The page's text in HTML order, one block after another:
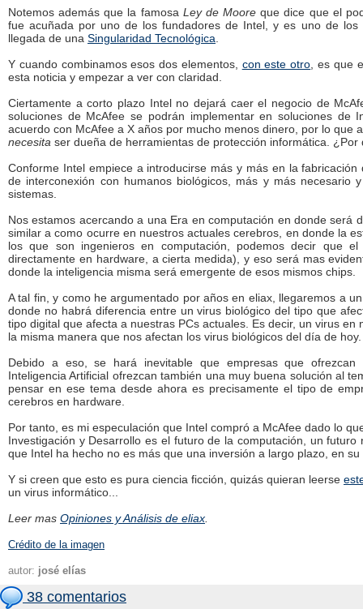
Notemos además que la famosa Ley de Moore que dice que el
fue acuñada por uno de los fundadores de Intel, y es uno de los
llegada de una Singularidad Tecnológica
Y cuando combinamos esos dos elementos, con este otro , es que
esta noticia y empezar a ver con claridad.
Ciertamente a corto plazo Intel no dejará caer el negocio de
soluciones de McAfee se podrán implementar en soluciones
acuerdo con McAfee a X años por mucho menos dinero, por lo que
necesita ser dueña de herramientas de protección informática. ¿Por
Conforme Intel empiece a introducirse más y más en la
de interconexión con humanos biológicos, más y más
sistemas.
Nos estamos acercando a una Era en computación en donde será
similar a como ocurre en nuestros actuales cerebros, en donde la
los que son ingenieros en computación, podemos decir que
directamente en hardware, a cierta medida), y eso será mas
donde la inteligencia misma será emergente de esos mismos chips.
A tal fin, y como he argumentado por años en eliax, llegaremos a
donde no habrá diferencia entre un virus biológico del tipo que
tipo digital que afecta a nuestras PCs actuales. Es decir, un virus
la misma manera que nos afectan los virus biológicos del día de hoy.
Debido a eso, se hará inevitable que empresas que ofrezcan
Inteligencia Artificial ofrezcan también una muy buena solución al
pensar en ese tema desde ahora es precisamente el tipo de
cerebros en hardware.
Por tanto, es mi especulación que Intel compró a McAfee dado lo
Investigación y Desarrollo es el futuro de la computación, un
que Intel ha hecho no es más que una inversión a largo plazo, en
Y si creen que esto es pura ciencia ficción, quizás quieran leerse
un virus informático...
Leer mas Opiniones y Análisis de eliax
Crédito de la imagen
autor: josé elías
38 comentarios